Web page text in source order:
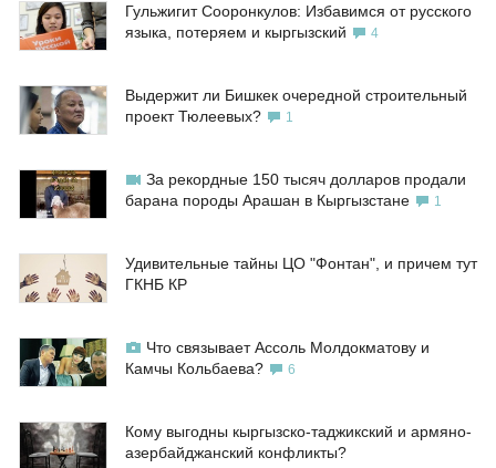
Гульжигит Сооронкулов: Избавимся от русского
языка, потеряем и кыргызский
4
Выдержит ли Бишкек очередной строительный
проект Тюлеевых?
1
За рекордные 150 тысяч долларов продали
барана породы Арашан в Кыргызстане
1
Удивительные тайны ЦО "Фонтан", и причем тут
ГКНБ КР
Что связывает Ассоль Молдокматову и
Камчы Кольбаева?
6
Кому выгодны кыргызско-таджикский и армяно-
азербайджанский конфликты?